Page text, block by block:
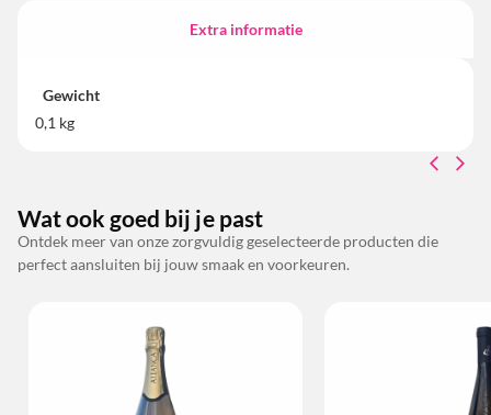
Extra informatie
Gewicht
0,1 kg
Wat ook goed bij je past
Ontdek meer van onze zorgvuldig geselecteerde producten die
perfect aansluiten bij jouw smaak en voorkeuren.